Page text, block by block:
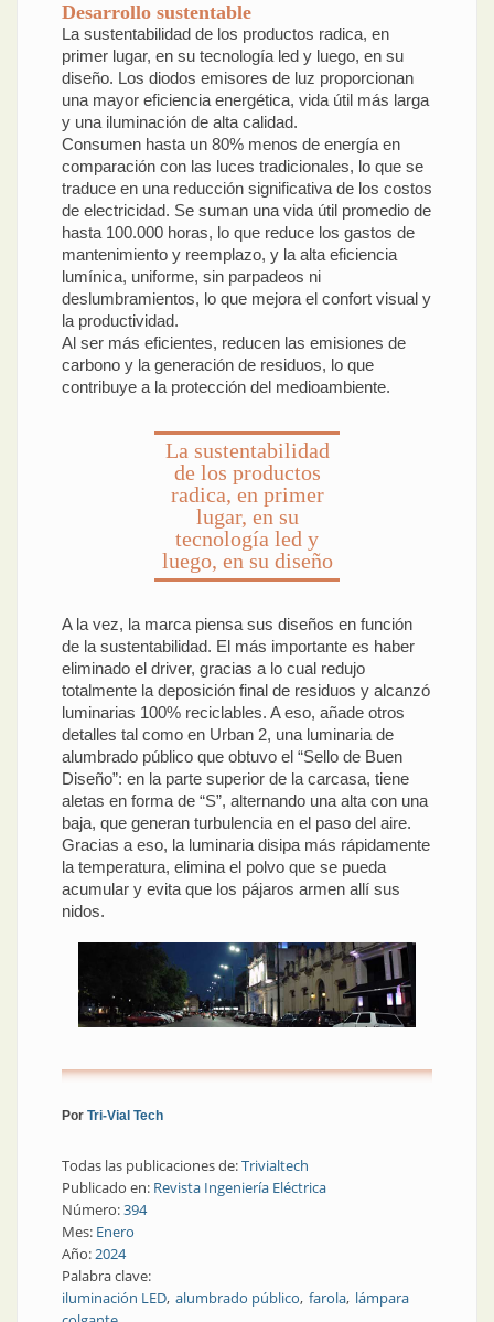
Desarrollo sustentable
La sustentabilidad de los productos radica, en
primer lugar, en su tecnología led y luego, en su
diseño. Los diodos emisores de luz proporcionan
una mayor eficiencia energética, vida útil más larga
y una iluminación de alta calidad.
Consumen hasta un 80% menos de energía en
comparación con las luces tradicionales, lo que se
traduce en una reducción significativa de los costos
de electricidad. Se suman una vida útil promedio de
hasta 100.000 horas, lo que reduce los gastos de
mantenimiento y reemplazo, y la alta eficiencia
lumínica, uniforme, sin parpadeos ni
deslumbramientos, lo que mejora el confort visual y
la productividad.
Al ser más eficientes, reducen las emisiones de
carbono y la generación de residuos, lo que
contribuye a la protección del medioambiente.
La sustentabilidad
de los productos
radica, en primer
lugar, en su
tecnología led y
luego, en su diseño
A la vez, la marca piensa sus diseños en función
de la sustentabilidad. El más importante es haber
eliminado el driver, gracias a lo cual redujo
totalmente la deposición final de residuos y alcanzó
luminarias 100% reciclables. A eso, añade otros
detalles tal como en Urban 2, una luminaria de
alumbrado público que obtuvo el “Sello de Buen
Diseño”: en la parte superior de la carcasa, tiene
aletas en forma de “S”, alternando una alta con una
baja, que generan turbulencia en el paso del aire.
Gracias a eso, la luminaria disipa más rápidamente
la temperatura, elimina el polvo que se pueda
acumular y evita que los pájaros armen allí sus
nidos.
Por Tri-Vial Tech
Todas las publicaciones de:Trivialtech
Publicado en: Revista Ingeniería Eléctrica
Número:394
Mes: Enero
Año:2024
Palabra clave:
iluminación LED alumbrado público farola lámpara